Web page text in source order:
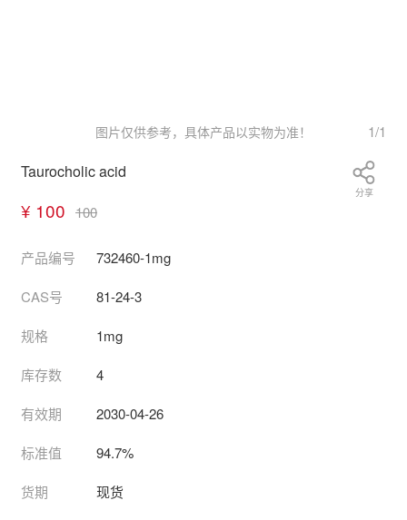
图片仅供参考，具体产品以实物为准！ 1/1
Taurocholic acid
¥ 100 100
分享
产品编号 732460-1mg
CAS号 81-24-3
规格 1mg
库存数 4
有效期 2030-04-26
标准值 94.7%
货期 现货